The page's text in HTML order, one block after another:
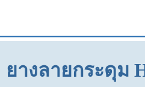
ยางลายกระดุม